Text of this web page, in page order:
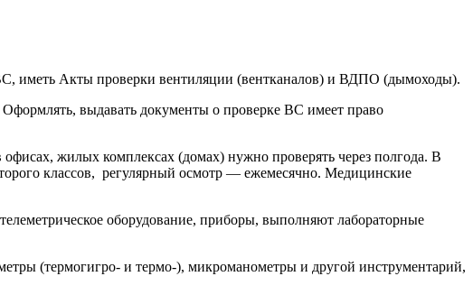
иметь Акты проверки вентиляции (вентканалов) и ВДПО (дымоходы).
выдавать документы о проверке ВС имеет право
жилых комплексах (домах) нужно проверять через полгода. В
классов, регулярный осмотр — ежемесячно. Медицинские
оборудование, приборы, выполняют лабораторные
(термогигро- и термо-), микроманометры и другой инструментарий,